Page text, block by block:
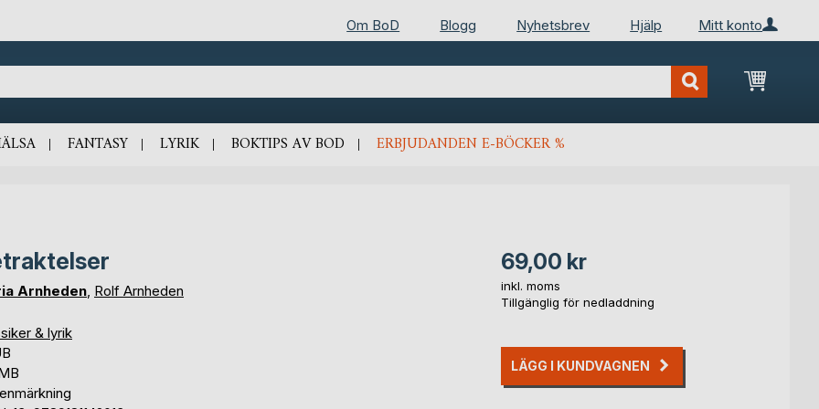
Mitt konto
Om BoD Blogg Nyhetsbrev Hjälp
Min
FANTASY LYRIK BOKTIPS AV BOD ERBJUDANDEN E-BÖCKER %
Arnheden Rolf Arnheden
& lyrik
69,00 kr
inkl. moms
Tillgänglig för nedladdning
LÄGG I KUNDVAGNEN